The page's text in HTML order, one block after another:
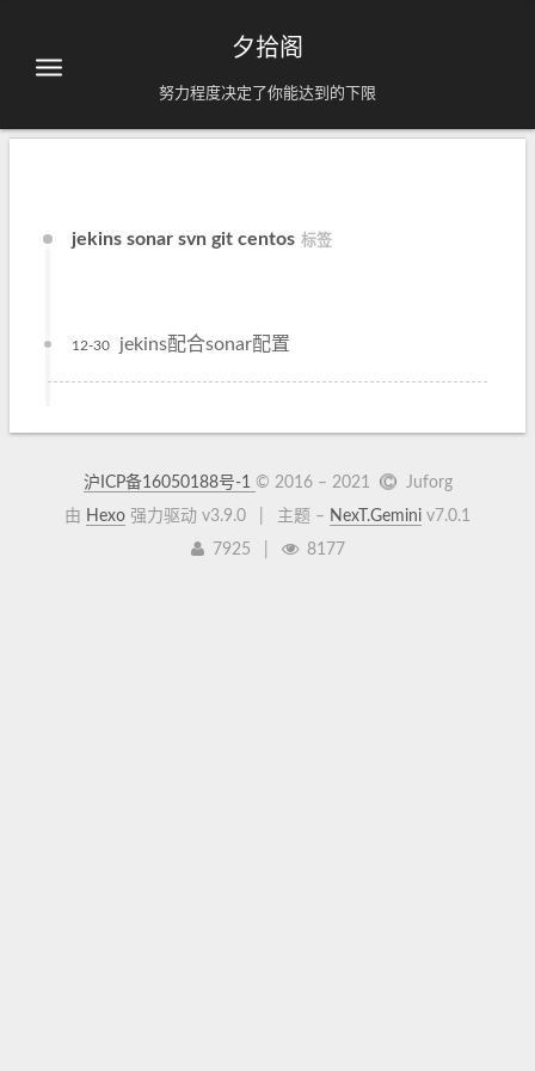
夕拾阁
努力程度决定了你能达到的下限
jekins sonar svn git centos 标签
jekins配合sonar配置
12-30
沪ICP备16050188号-1 © 2016 – 2021
Juforg
由 Hexo 强力驱动 v3.9.0 主题 – NexT.Gemini v7.0.1
7925
8177